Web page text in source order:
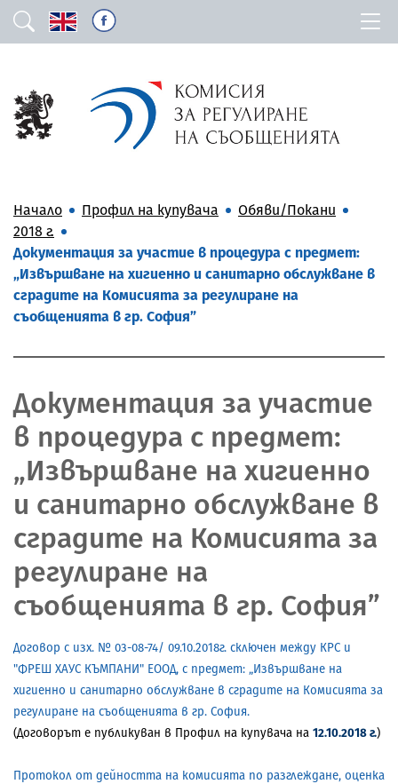
Начало Профил на купувача
Обяви/Покани
2018 г.
Документация за участие в процедура с предмет:
„Извършване на хигиенно и санитарно обслужване в
сградите на Комисията за регулиране на
съобщенията в гр. София”
Документация за участие
в процедура с предмет:
„Извършване на хигиенно
и санитарно обслужване в
сградите на Комисията за
регулиране на
съобщенията в гр. София”
Договор с изх. № 03-08-74/ 09.10.2018г. сключен между КРС и
"ФРЕШ ХАУС КЪМПАНИ" ЕООД, с предмет: „Извършване на
хигиенно и санитарно обслужване в сградите на Комисията за
регулиране на съобщенията в гр. София.
(Договорът е публикуван в Профил на купувача на 12.10.2018 г.)
Протокол от дейността на комисията по разглеждане, оценка